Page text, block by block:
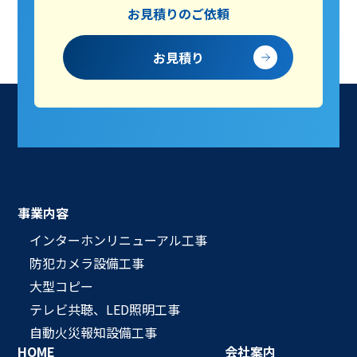
お見積りのご依頼
お見積り
事業内容
インターホンリニューアル工事
防犯カメラ設備工事
大型コピー
テレビ共聴、LED照明工事
自動火災報知設備工事
HOME
会社案内